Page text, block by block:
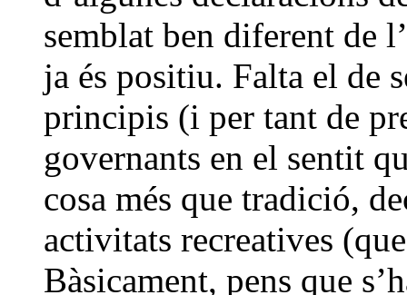
semblat ben diferent de
ja és positiu. Falta el de
principis (i per tant de
governants en el sentit
cosa més que tradició,
activitats recreatives
Bàsicament, pens que